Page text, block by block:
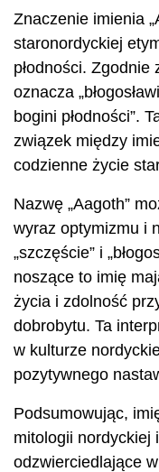
Znaczenie imienia
staronordyckiej
płodności. Zgodnie
oznacza
bogini płodności”.
związek między
codzienne życie
Nazwę „Aagoth”
wyraz optymizmu i
„szczęście” i
noszące to imię
życia i zdolność
dobrobytu. Ta
w kulturze
pozytywnego
Podsumowując,
mitologii nordyckiej
odzwierciedlające